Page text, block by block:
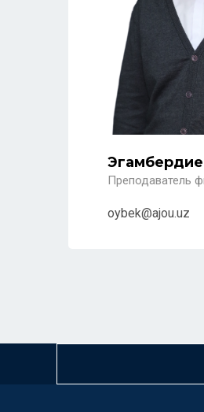
Преподаватель
oybek@ajou.uz